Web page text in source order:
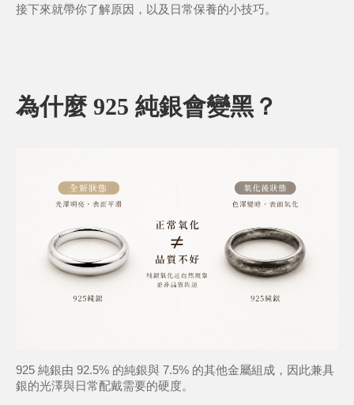
接下來就帶你了解原因，以及日常保養的小技巧。
為什麼 925 純銀會變黑？
925 純銀由 92.5% 的純銀與 7.5% 的其他金屬組成，因此兼具
銀的光澤與日常配戴需要的硬度。